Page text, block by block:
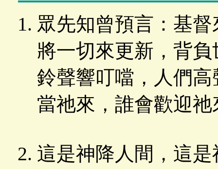
眾先知曾預言：基
將一切來更新，背
鈴聲響叮噹，人們
當祂來，誰會歡迎祂
這是神降人間，這